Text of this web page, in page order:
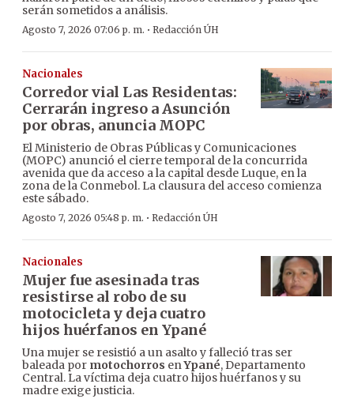
serán sometidos a análisis.
Agosto 7, 2026 07:06 p. m. · Redacción ÚH
Nacionales
Corredor vial Las Residentas:
Cerrarán ingreso a Asunción
por obras, anuncia MOPC
El Ministerio de Obras Públicas y Comunicaciones
(MOPC) anunció el cierre temporal de la concurrida
avenida que da acceso a la capital desde Luque, en la
zona de la Conmebol. La clausura del acceso comienza
este sábado.
Agosto 7, 2026 05:48 p. m. · Redacción ÚH
Nacionales
Mujer fue asesinada tras
resistirse al robo de su
motocicleta y deja cuatro
hijos huérfanos en Ypané
Una mujer se resistió a un asalto y falleció tras ser
baleada por motochorros enYpané, Departamento
Central. La víctima deja cuatro hijos huérfanos y su
madre exige justicia.